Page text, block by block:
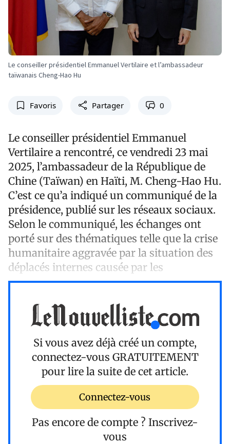
Le conseiller présidentiel Emmanuel Vertilaire et l’ambassadeur
taïwanais Cheng-Hao Hu
Favoris Partager 0
Le conseiller présidentiel Emmanuel
Vertilaire a rencontré, ce vendredi 23 mai
2025, l’ambassadeur de la République de
Chine (Taïwan) en Haïti, M. Cheng-Hao Hu.
C’est ce qu’a indiqué un communiqué de la
présidence, publié sur les réseaux sociaux.
Selon le communiqué, les échanges ont
porté sur des thématiques telle que la crise
humanitaire aggravée par la situation des
déplacés internes causée par les
Si vous avez déjà créé un compte,
connectez-vous GRATUITEMENT
pour lire la suite de cet article.
Connectez-vous
Pas encore de compte ? Inscrivez-
vous